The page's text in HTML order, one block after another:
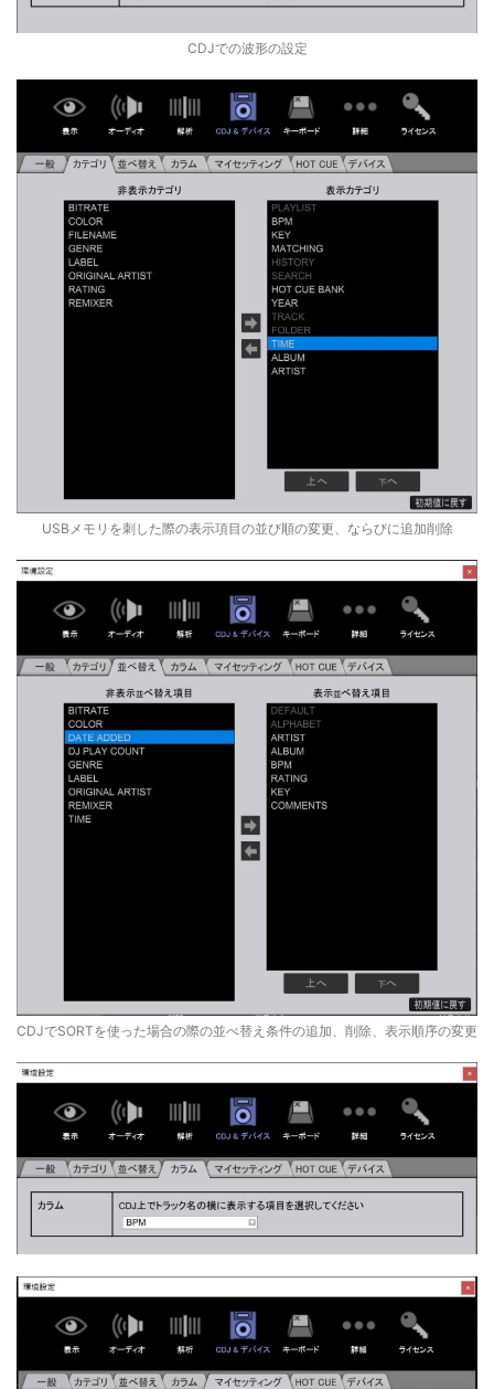
CDJでの波形の設定
USBメモリを刺した際の表示項目の並び順の変更、ならびに追加削除
CDJでSORTを使った場合の際の並べ替え条件の追加、削除、表示順序の変更